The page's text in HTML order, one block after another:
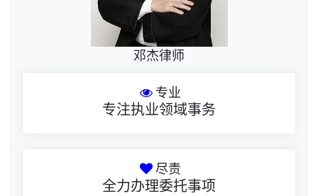
邓杰律师
专业
专注执业领域事务
尽责
全力办理委托事项